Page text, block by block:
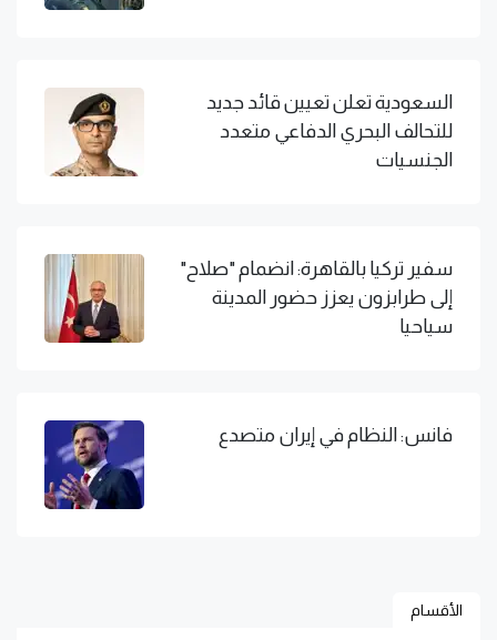
السعودية تعلن تعيين قائد جديد
للتحالف البحري الدفاعي متعدد
الجنسيات
سفير تركيا بالقاهرة: انضمام "صلاح"
إلى طرابزون يعزز حضور المدينة
سياحيا
فانس: النظام في إيران متصدع
الأقسام